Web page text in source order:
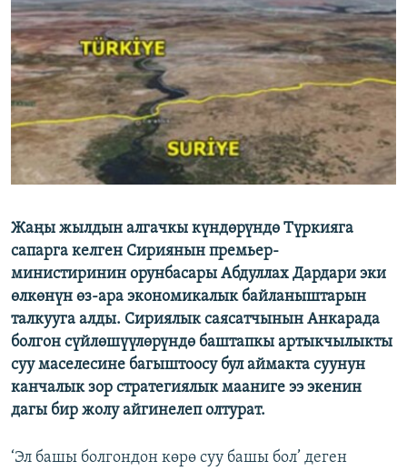
ЭЖЕ-СИҢДИЛЕР
АЗАТТЫК+
ЫҢГАЙСЫЗ СУРООЛОР
ОНЛАЙН ШЕРИНЕ
ЭЕ/АРнун бардык сайттары
Жаңы жылдын алгачкы күндөрүндө Түркияга
сапарга келген Сириянын премьер-
министиринин орунбасары Абдуллах Дардари эки
өлкөнүн өз-ара экономикалык байланыштарын
талкууга алды. Сириялык саясатчынын Анкарада
болгон сүйлөшүүлөрүндө баштапкы артыкчылыкты
суу маселесине багыштоосу бул аймакта суунун
канчалык зор стратегиялык мааниге ээ экенин
дагы бир жолу айгинелеп олтурат.
‘Эл башы болгондон көрө суу башы бол’ деген